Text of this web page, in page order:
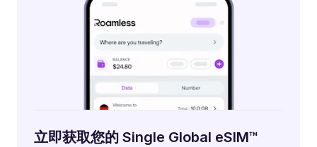
立即获取您的 Single Global eSIM™